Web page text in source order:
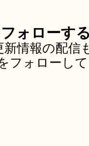
ォローす
新情報の配
フォローし